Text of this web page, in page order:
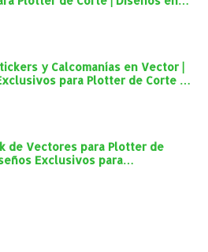
y Calcomanías en Vector |
para Plotter de Corte y
Automotriz
de Vectores para Plotter de
Exclusivos para
Automotriz